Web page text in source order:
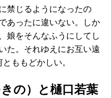
禁じるようになったの
あったに違いない。しか
娘をそんなふうにしてし
た。それゆえにお互い遠
ももどかしい。
の）と樋口若葉